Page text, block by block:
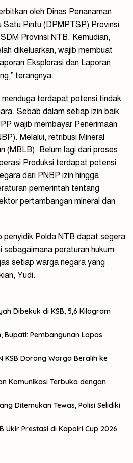
oleh Dinas Penanaman
Satu Pintu (DPMPTSP) Provinsi
Provinsi NTB. Kemudian,
dikeluarkan, wajib membuat
Eksplorasi dan Laporan
terangnya.
menduga terdapat potensi tindak
Sebab dalam setiap izin baik
wajib membayar Penerimaan
Melalui, retribusi Mineral
(MBLB). Belum lagi dari proses
Produksi terdapat potensi
dari PNBP izin hingga
pemerintah tentang
pertambangan mineral dan
penyidik Polda NTB dapat segera
sebagaimana peraturan hukum
setiap warga negara yang
Yudi.
Dibekuk di KSB, 5,6 Kilogram
Bupati: Pembangunan Lapas
KSB Dorong Warga Beralih ke
Komunikasi Terbuka dengan
Ditemukan Tewas, Polisi Selidiki
Ukir Prestasi di Kapolri Cup 2026